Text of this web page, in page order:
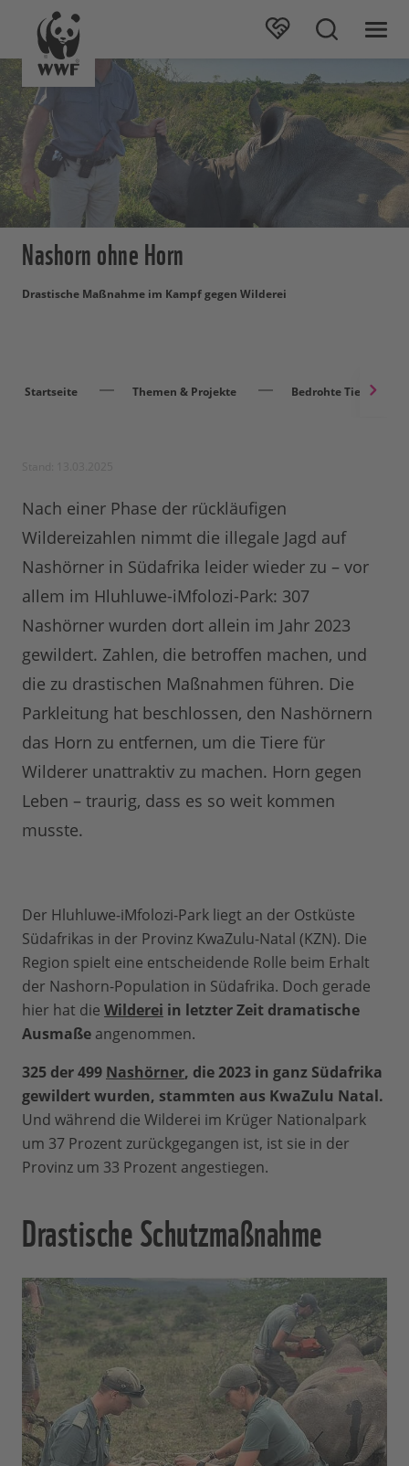
Nashorn ohne Horn
Drastische Maßnahme im Kampf gegen Wilderei
Startseite Themen & Projekte Bedrohte Tierarten
Nach einer Phase der rückläufigen
Wildereizahlen nimmt die illegale Jagd auf
Nashörner in Südafrika leider wieder zu – vor
allem im Hluhluwe-iMfolozi-Park: 307
Nashörner wurden dort allein im Jahr 2023
gewildert. Zahlen, die betroffen machen, und
die zu drastischen Maßnahmen führen. Die
Parkleitung hat beschlossen, den Nashörnern
das Horn zu entfernen, um die Tiere für
Wilderer unattraktiv zu machen. Horn gegen
Leben – traurig, dass es so weit kommen
musste.
Der Hluhluwe-iMfolozi-Park liegt an der Ostküste
Südafrikas in der Provinz KwaZulu-Natal (KZN). Die
Region spielt eine entscheidende Rolle beim Erhalt
der Nashorn-Population in Südafrika. Doch gerade
hier hat die Wilderei in letzter Zeit dramatische
Ausmaße angenommen.
325 der 499 Nashörner, die 2023 in ganz Südafrika
gewildert wurden, stammten aus KwaZulu Natal.
Und während die Wilderei im Krüger Nationalpark
um 37 Prozent zurückgegangen ist, ist sie in der
Provinz um 33 Prozent angestiegen.
Drastische Schutzmaßnahme